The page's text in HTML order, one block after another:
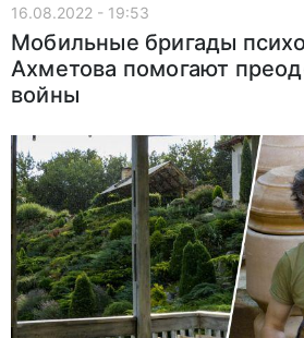
16.08.2022 - 19:53
Мобильные бригады
Ахметова помогают
войны